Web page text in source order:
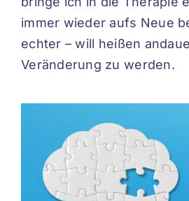
immer wieder aufs Neue
echter – will heißen
Veränderung zu werden.